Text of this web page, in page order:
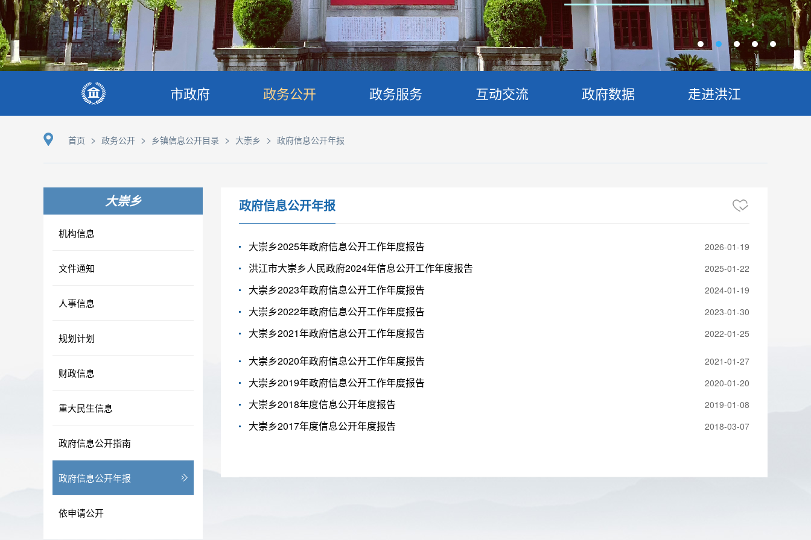
市政府 政务公开 政务服务 互动交流 政府数据 走进洪江
首页 > 政务公开 > 乡镇信息公开目录 > 大崇乡 > 政府信息公开年报
大崇乡
机构信息
文件通知
人事信息
规划计划
财政信息
重大民生信息
政府信息公开指南
政府信息公开年报
依申请公开
政府信息公开年报
大崇乡2025年政府信息公开工作年度报告 2026-01-19
洪江市大崇乡人民政府2024年信息公开工作年度报告 2025-01-22
大崇乡2023年政府信息公开工作年度报告 2024-01-19
大崇乡2022年政府信息公开工作年度报告 2023-01-30
大崇乡2021年政府信息公开工作年度报告 2022-01-25
大崇乡2020年政府信息公开工作年度报告 2021-01-27
大崇乡2019年政府信息公开工作年度报告 2020-01-20
大崇乡2018年度信息公开年度报告 2019-01-08
大崇乡2017年度信息公开年度报告 2018-03-07